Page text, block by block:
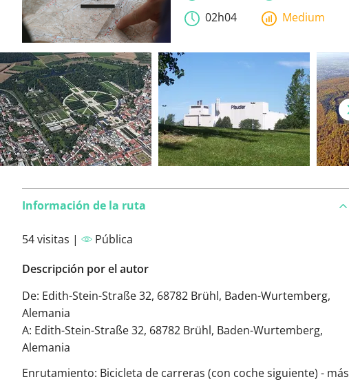
02h04
Medium
Información de la ruta
54 visitas |
Pública
Descripción por el autor
De: Edith-Stein-Straße 32, 68782 Brühl, Baden-Wurtemberg,
Alemania
A: Edith-Stein-Straße 32, 68782 Brühl, Baden-Wurtemberg,
Alemania
Enrutamiento: Bicicleta de carreras (con coche siguiente) - más